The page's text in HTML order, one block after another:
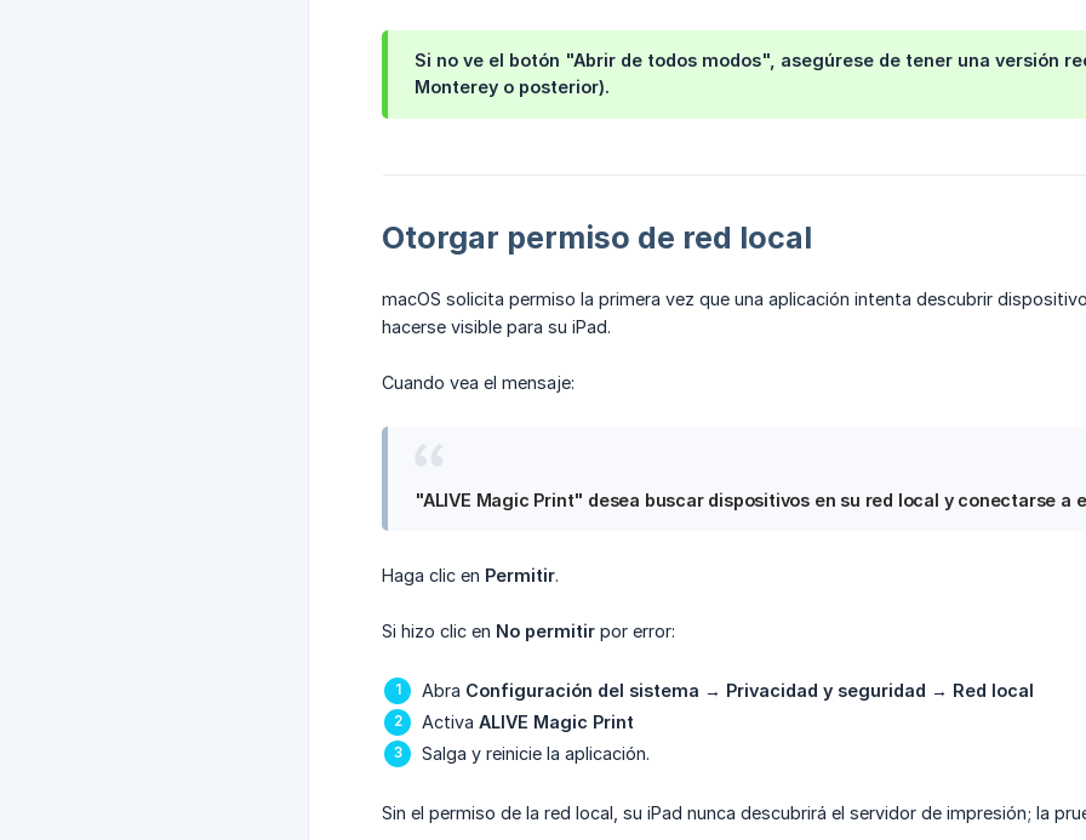
Si no ve el botón "Abrir de todos modos", asegúrese de tener una versión
Monterey o posterior).
Otorgar permiso de red local
macOS solicita permiso la primera vez que una aplicación intenta descubrir
hacerse visible para su iPad.
Cuando vea el mensaje:
"ALIVE Magic Print" desea buscar dispositivos en su red local y conectarse a
Haga clic en Permitir.
Si hizo clic en No permitir por error:
Abra Configuración del sistema → Privacidad y seguridad → Red local
Activa ALIVE Magic Print
Salga y reinicie la aplicación.
Sin el permiso de la red local, su iPad nunca descubrirá el servidor de impresión; la